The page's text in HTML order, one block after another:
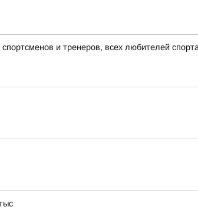
и тренеров, всех любителей